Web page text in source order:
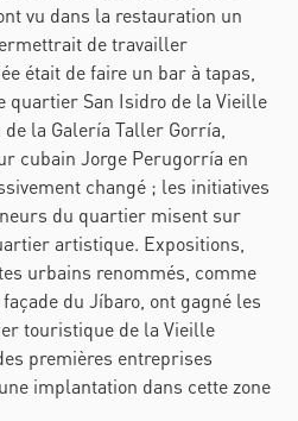
vu dans la restauration un
de travailler
était de faire un bar à tapas,
quartier San Isidro de la Vieille
de la Galería Taller Gorría
cubain Jorge Perugorría en
changé ; les initiatives
du quartier misent sur
artistique. Expositions,
urbains renommés, comme
duJíbaro , ont gagné les
touristique de la Vieille
premières entreprises
implantation dans cette zone